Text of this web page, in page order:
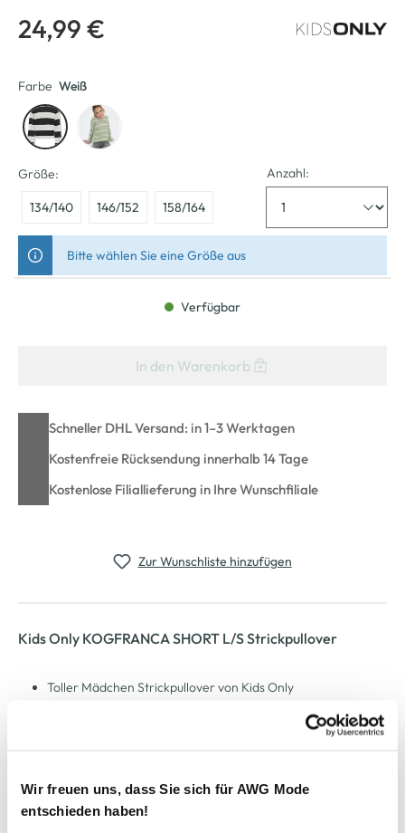
Wir freuen uns, dass Sie sich für AWG Mode
entschieden haben!
24,99 €
Farbe Weiß
Größe:
134/140 146/152 158/164
Anzahl:
Bitte wählen Sie eine Größe aus
Verfügbar
In den Warenkorb
Schneller DHL Versand: in 1–3 Werktagen
Kostenfreie Rücksendung innerhalb 14 Tage
Kostenlose Filiallieferung in Ihre Wunschfiliale
Zur Wunschliste hinzufügen
Kids Only KOGFRANCA SHORT L/S Strickpullover
Toller Mädchen Strickpullover von Kids Only
Ein klasse Pullover mit Wohlfühlgarantie
Herstellerartikelnummer: 15326339